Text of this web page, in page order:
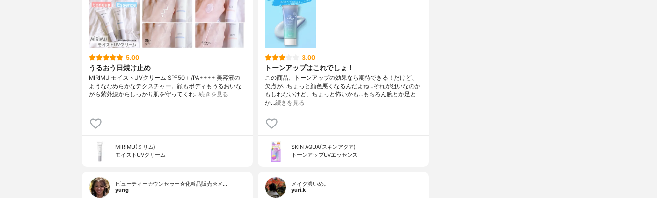
5.00
うるおう日焼け止め
MIRIMU モイストUVクリーム SPF50＋/PA++++ 美容液の
ようななめらかなテクスチャー。顔もボディもうるおいな
がら紫外線からしっかり肌を守ってくれ…続きを見る
MIRIMU(ミリム)
モイストUVクリーム
3.00
トーンアップはこれでしょ！
この商品、トーンアップの効果なら期待できる！だけど、
欠点が…ちょっと顔色悪くなるんだよね…それが狙いなのか
もしれないけど、ちょっと怖いかも…もちろん腕とか足と
か…続きを見る
SKIN AQUA(スキンアクア)
トーンアップUVエッセンス
ビューティーカウンセラー☆化粧品販売☆メ…
yung
メイク濃いめ。
yuri.k